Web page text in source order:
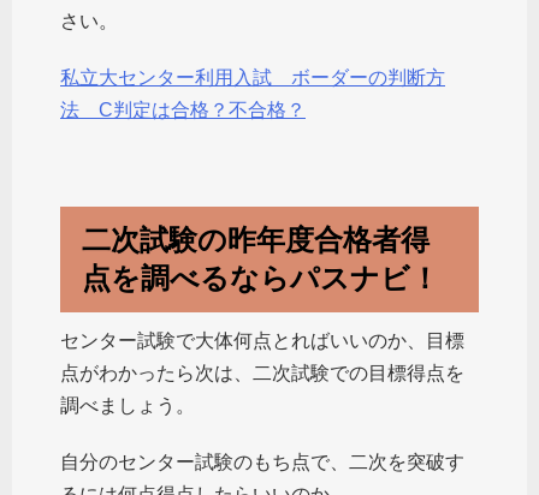
さい。
私立大センター利用入試 ボーダーの判断方
法 C判定は合格？不合格？
二次試験の昨年度合格者得
点を調べるならパスナビ！
センター試験で大体何点とればいいのか、目標
点がわかったら次は、二次試験での目標得点を
調べましょう。
自分のセンター試験のもち点で、二次を突破す